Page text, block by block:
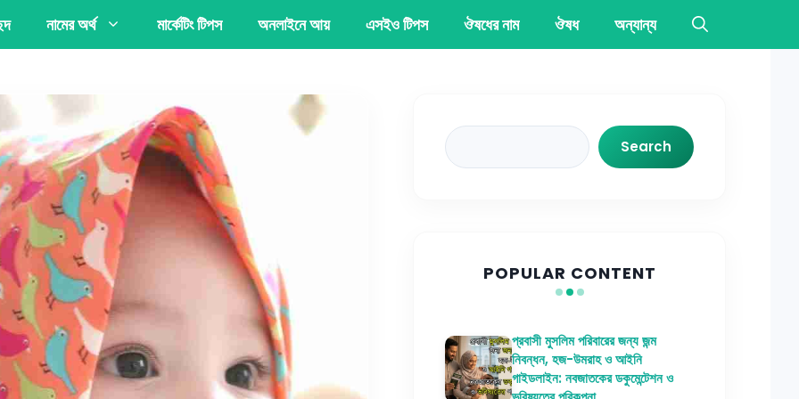
নামের অর্থ মার্কেটিং টিপস অনলাইনে আয় এসইও টিপস ঔষধের নাম ঔষধ অন্যান্য
Search
Search
POPULAR CONTENT
প্রবাসী মুসলিম পরিবারের জন্য জন্ম
নিবন্ধন, হজ-উমরাহ ও আইনি
গাইডলাইন: নবজাতকের ডকুমেন্টেশন ও